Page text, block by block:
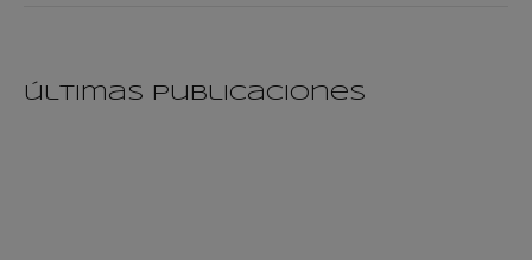
últimas publicaciones